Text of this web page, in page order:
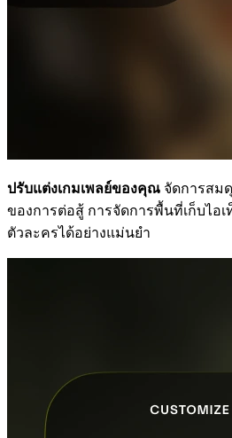
ปรับแต่งเกมเพลย์ของคุณ จัดการสม
ของการต่อสู้ การจัดการพื้นที่เก็บไอ
ตัวละครได้อย่างแม่นยำ